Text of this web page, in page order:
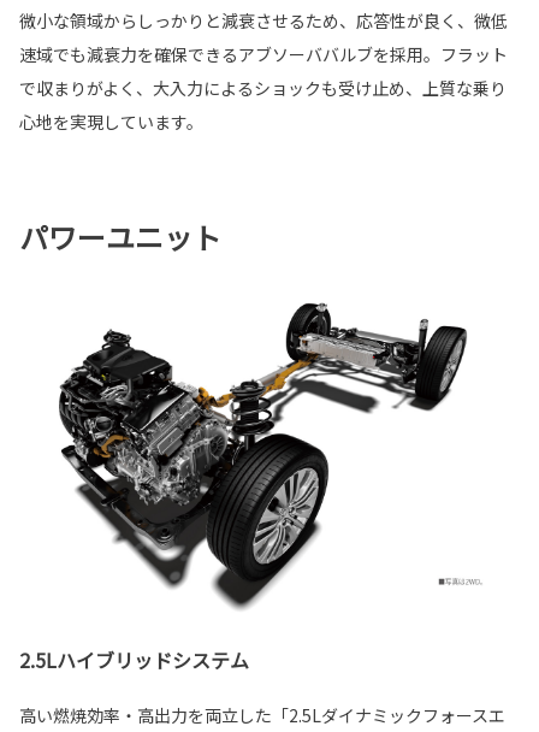
微小な領域からしっかりと減衰させるため、応答性が良く、微低
速域でも減衰力を確保できるアブソーババルブを採用。フラット
で収まりがよく、大入力によるショックも受け止め、上質な乗り
心地を実現しています。
パワーユニット
2.5Lハイブリッドシステム
高い燃焼効率・高出力を両立した「2.5Lダイナミックフォースエ